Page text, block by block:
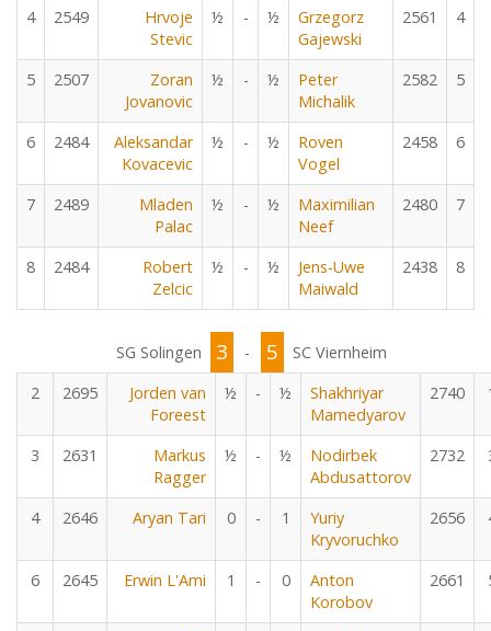
4 2549
Hrvoje
Stevic
½ - ½
Grzegorz
Gajewski
2561 4
5 2507
Zoran
Jovanovic
½ - ½
Peter
Michalik
2582 5
6 2484
Aleksandar
Kovacevic
½ - ½
Roven
Vogel
2458 6
7 2489
Mladen
Palac
½ - ½
Maximilian
Neef
2480 7
8 2484
Robert
Zelcic
½ - ½
Jens-Uwe
Maiwald
2438 8
SG Solingen 3 - 5
SC Viernheim
2
2695
Jorden van
Foreest
½ - ½
Shakhriyar
Mamedyarov
2740
3 2631
Markus
Ragger
½ - ½
Nodirbek
Abdusattorov
2732
4 2646 Aryan Tari 0 - 1
Yuriy
Kryvoruchko
2656
6 2645 Erwin L'Ami 1 - 0
Anton
Korobov
2661